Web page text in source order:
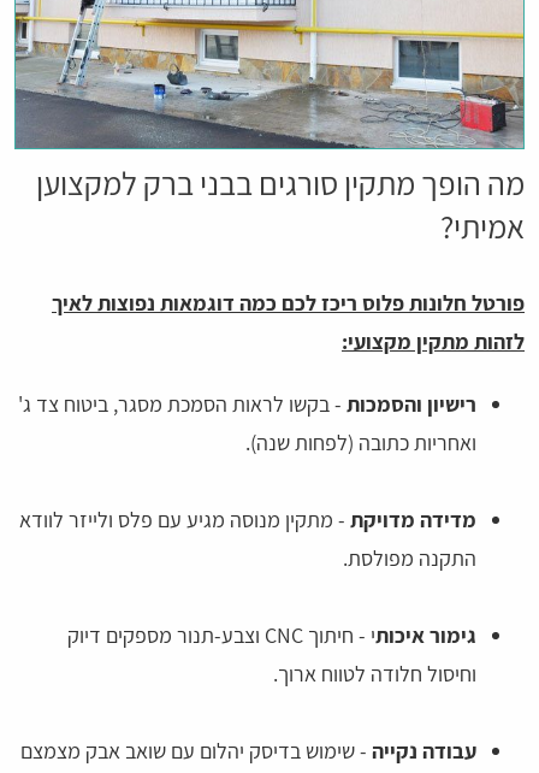
מה הופך מתקין סורגים בבני ברק למקצוען
אמיתי?
פורטל חלונות פלוס ריכז לכם כמה דוגמאות נפוצות לאיך
לזהות מתקין מקצועי:
רישיון והסמכות - בקשו לראות הסמכת מסגר, ביטוח צד ג'
ואחריות כתובה (לפחות שנה).
מדידה מדויקת - מתקין מנוסה מגיע עם פלס ולייזר לוודא
התקנה מפולסת.
גימור איכות
י - חיתוך CNC וצבע-תנור מספקים דיוק
וחיסול חלודה לטווח ארוך.
עבודה נקייה - שימוש בדיסק יהלום עם שואב אבק מצמצם